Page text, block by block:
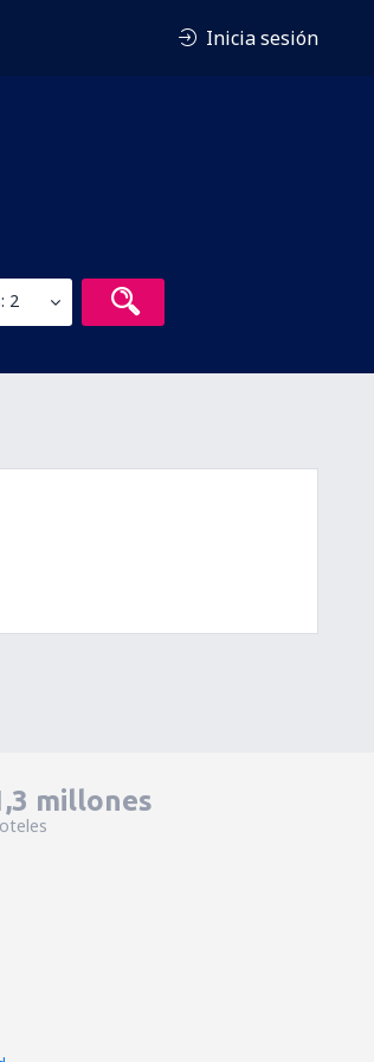
Inicia sesión
2
millones